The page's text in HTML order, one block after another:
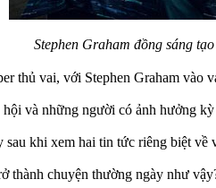
Stephen Graham đồng sáng tạo
thủ vai, với Stephen Graham vào
và những người có ảnh hưởng
khi xem hai tin tức riêng biệt về
thành chuyện thường ngày như